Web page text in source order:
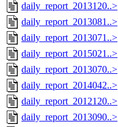
daily_report_2013120..>
daily_report_2013081..>
daily_report_2013071..>
daily_report_2015021..>
daily_report_2013070..>
daily_report_2014042..>
daily_report_2012120..>
daily_report_2013090..>